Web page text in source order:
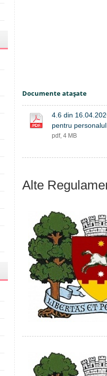
Documente ataşate
4.6 din
pentru
pdf, 4 MB
Alte